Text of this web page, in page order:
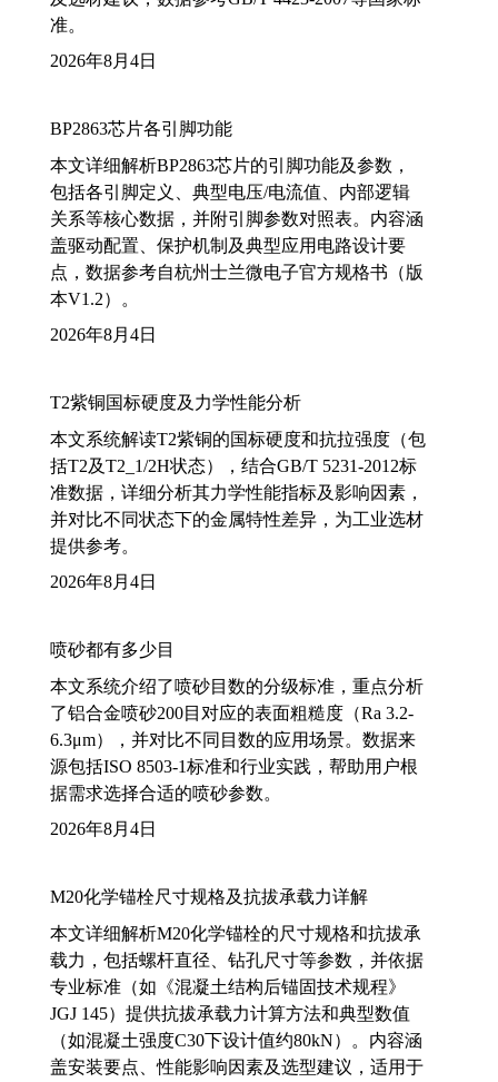
准。
2026年8月4日
BP2863芯片各引脚功能
本文详细解析BP2863芯片的引脚功能及参数，
包括各引脚定义、典型电压/电流值、内部逻辑
关系等核心数据，并附引脚参数对照表。内容涵
盖驱动配置、保护机制及典型应用电路设计要
点，数据参考自杭州士兰微电子官方规格书（版
本V1.2）。
2026年8月4日
T2紫铜国标硬度及力学性能分析
本文系统解读T2紫铜的国标硬度和抗拉强度（包
括T2及T2_1/2H状态），结合GB/T 5231-2012标
准数据，详细分析其力学性能指标及影响因素，
并对比不同状态下的金属特性差异，为工业选材
提供参考。
2026年8月4日
喷砂都有多少目
本文系统介绍了喷砂目数的分级标准，重点分析
了铝合金喷砂200目对应的表面粗糙度（Ra 3.2-
6.3μm），并对比不同目数的应用场景。数据来
源包括ISO 8503-1标准和行业实践，帮助用户根
据需求选择合适的喷砂参数。
2026年8月4日
M20化学锚栓尺寸规格及抗拔承载力详解
本文详细解析M20化学锚栓的尺寸规格和抗拔承
载力，包括螺杆直径、钻孔尺寸等参数，并依据
专业标准（如《混凝土结构后锚固技术规程》
JGJ 145）提供抗拔承载力计算方法和典型数值
（如混凝土强度C30下设计值约80kN）。内容涵
盖安装要点、性能影响因素及选型建议，适用于